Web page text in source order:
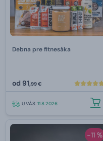
Debna pre fitnesáka
od 91,99 €
U VÁS:11.8.2026
-11 %